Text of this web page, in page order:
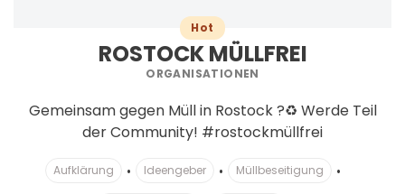
Hot
ROSTOCK MÜLLFREI
ORGANISATIONEN
Gemeinsam gegen Müll in Rostock ?♻️ Werde Teil
der Community! #rostockmüllfrei
Aufklärung Ideengeber Müllbeseitigung